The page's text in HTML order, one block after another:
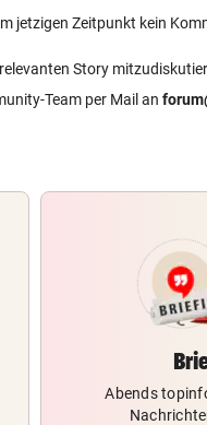
jetzigen Zeitpunkt kein
Story
Team per Mail an
Abends